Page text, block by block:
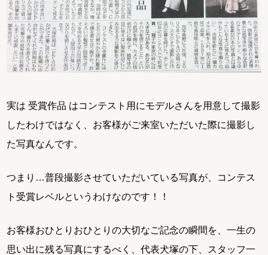
実は 受賞作品 はコンテスト用にモデルさんを用意して撮影
したわけではなく、お客様がご来室いただいた際に撮影し
た写真なんです。
つまり…普段撮影させていただいている写真が、コンテス
ト受賞レベルというわけなのです！！
お客様おひとりおひとりの大切なご記念の瞬間を、一生の
思い出に残る写真にするべく、代表犬塚の下、スタッフ一